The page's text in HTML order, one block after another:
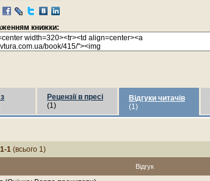
книжки:
Рецензії в пресі
(1)
Відгуки читачів
(1)
1-1 (всього 1)
Відгук